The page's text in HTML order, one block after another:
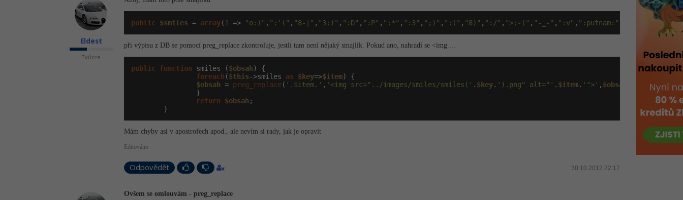
Eldest
Tvůrce
public $smiles = array( 1 => "o:)" , ":'(" , "8-|" , "3:)" , ":D" , ":P" , ":*" , ":3" , ";)" , ":(" , "8)" , ":/" , ">:-(" , "-_-" , ":v" , ":putnam:" ":)"
při výpisu z DB se pomocí preg_replace zkontroluje, jestli tam není nějaký smajlík. Pokud ano, nahradí se <img....
public function smiles ($obsah) {
foreach ($this->smiles as $key=>$item) {
$obsah = preg_replace( '.$item.' , '<img src="../images/smiles/smiles(' . $key. ').png" alt="' . $item. '">' , $obsah
                }
return
$obsah ;
        }
Mám chyby asi v apostrofech apod., ale nevím si rady, jak je opravit
Editováno
Odpovědět 30.10.2012 22:17
Ovšem se omlouvám - preg_replace